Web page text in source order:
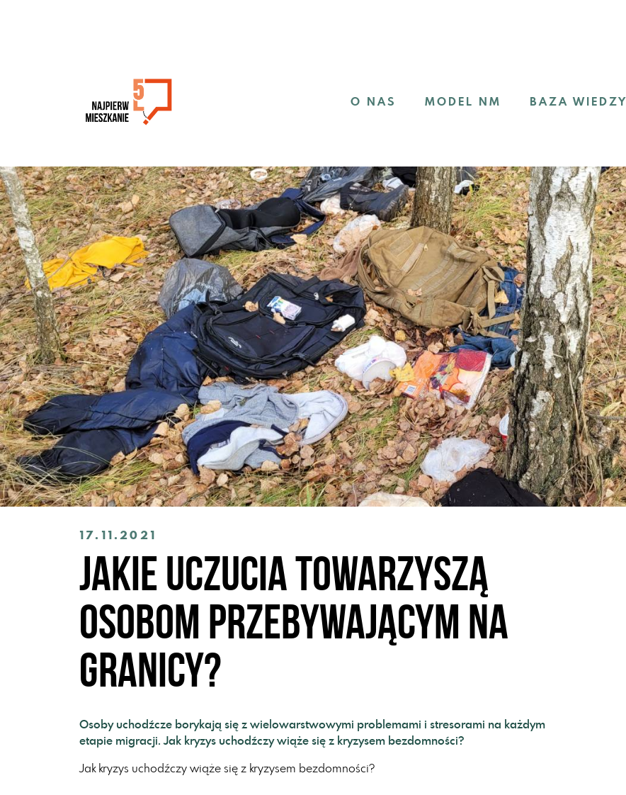
O NAS MODEL NM BAZA WIEDZY
17.11.2021
Jakie uczucia towarzyszą
osobom przebywającym na
granicy?
Osoby uchodźcze borykają się z wielowarstwowymi problemami i stresorami na każdym
etapie migracji. Jak kryzys uchodźczy wiąże się z kryzysem bezdomności?
Jak kryzys uchodźczy wiąże się z kryzysem bezdomności?